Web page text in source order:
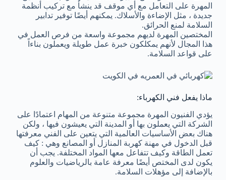
المهرة على التعامل مع أي موقف قد ينشأ مع تركيب أنظمة
جديدة ، مثل الإضاءة والأسلاك. يمكنهم أيضًا توفير تدابير
السلامة لمنع الحرائق.
المختصين المهرة لديهم مجموعة واسعة من فرص العمل في
هذا المجال لأنهم يمكلكون خبرة عمل طويلة ويعملون بناءاً
على قواعد السلامة.
ماذا يفعل فني الكهرباء:
يؤدي الفنيون المهرة مجموعة متنوعة من المهام اعتمادًا على
الشركة التي يعملون بها أو المدينة التي يعيشون فيها ، ولكن
هناك بعض الأساسيات العالمية التي يتعين على الفني معرفتها
قبل الدخول في مهنة كهربة المنازل أو المصانع وهي : كيف
تعمل الطاقة وكيف تتفاعل معها المواد المختلفة. يجب أن
يكون لدى المختص أيضًا معرفة عامة بالرياضيات والعلوم
بالإضافة إلى مؤهلات السلامة.